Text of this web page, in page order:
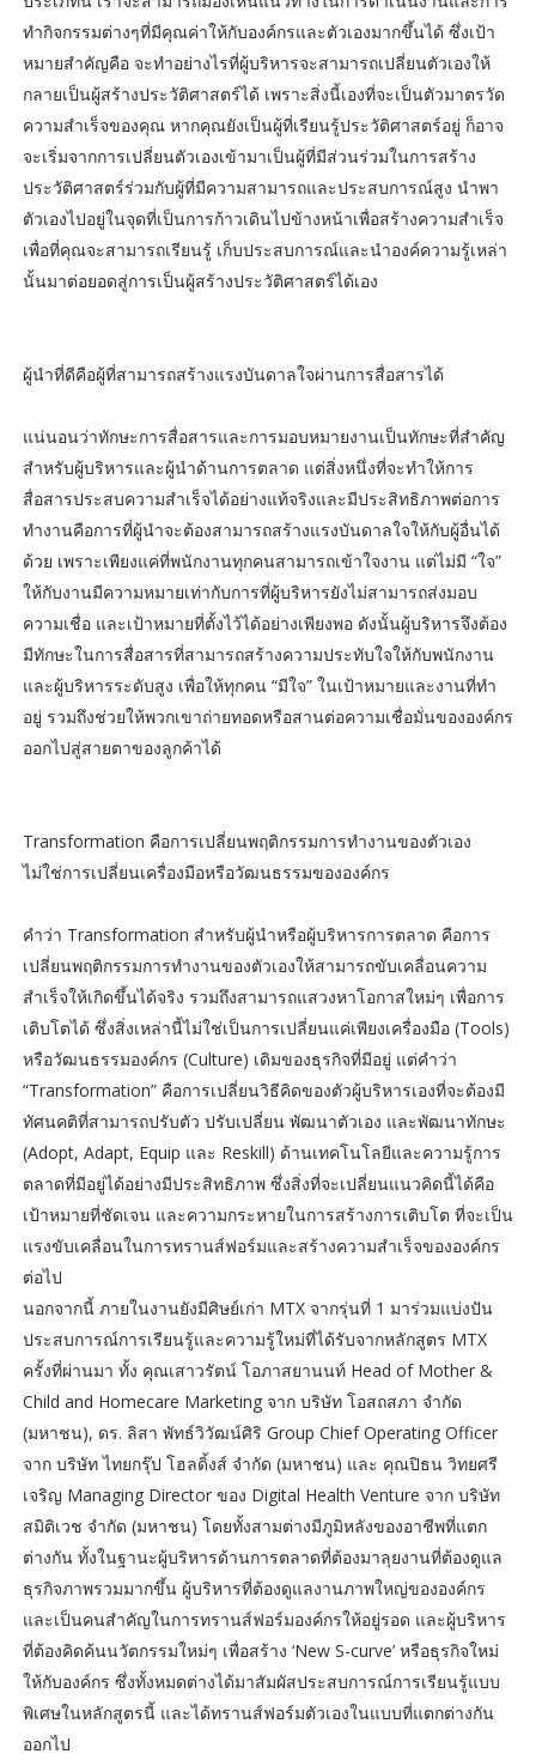
ทำกิจกรรมต่างๆที่มีคุณค่าให้กับองค์กรและตัวเองมากขึ้นได้ ซึ่งเป้า
หมายสำคัญคือ จะทำอย่างไรที่ผู้บริหารจะสามารถเปลี่ยนตัวเองให้
กลายเป็นผู้สร้างประวัติศาสตร์ได้ เพราะสิ่งนี้เองที่จะเป็นตัวมาตรวัด
ความสำเร็จของคุณ หากคุณยังเป็นผู้ที่เรียนรู้ประวัติศาสตร์อยู่ ก็อาจ
จะเริ่มจากการเปลี่ยนตัวเองเข้ามาเป็นผู้ที่มีส่วนร่วมในการสร้าง
ประวัติศาสตร์ร่วมกับผู้ที่มีความสามารถและประสบการณ์สูง นำพา
ตัวเองไปอยู่ในจุดที่เป็นการก้าวเดินไปข้างหน้าเพื่อสร้างความสำเร็จ
เพื่อที่คุณจะสามารถเรียนรู้ เก็บประสบการณ์และนำองค์ความรู้เหล่า
นั้นมาต่อยอดสู่การเป็นผู้สร้างประวัติศาสตร์ได้เอง
ผู้นำที่ดีคือผู้ที่สามารถสร้างแรงบันดาลใจผ่านการสื่อสารได้
แน่นอนว่าทักษะการสื่อสารและการมอบหมายงานเป็นทักษะที่สำคัญ
สำหรับผู้บริหารและผู้นำด้านการตลาด แต่สิ่งหนึ่งที่จะทำให้การ
สื่อสารประสบความสำเร็จได้อย่างแท้จริงและมีประสิทธิภาพต่อการ
ทำงานคือการที่ผู้นำจะต้องสามารถสร้างแรงบันดาลใจให้กับผู้อื่นได้
ด้วย เพราะเพียงแค่ที่พนักงานทุกคนสามารถเข้าใจงาน แต่ไม่มี “ใจ”
ให้กับงานมีความหมายเท่ากับการที่ผู้บริหารยังไม่สามารถส่งมอบ
ความเชื่อ และเป้าหมายที่ตั้งไว้ได้อย่างเพียงพอ ดังนั้นผู้บริหารจึงต้อง
มีทักษะในการสื่อสารที่สามารถสร้างความประทับใจให้กับพนักงาน
และผู้บริหารระดับสูง เพื่อให้ทุกคน “มีใจ” ในเป้าหมายและงานที่ทำ
อยู่ รวมถึงช่วยให้พวกเขาถ่ายทอดหรือสานต่อความเชื่อมั่นขององค์กร
ออกไปสู่สายตาของลูกค้าได้
Transformation คือการเปลี่ยนพฤติกรรมการทำงานของตัวเอง
ไม่ใช่การเปลี่ยนเครื่องมือหรือวัฒนธรรมขององค์กร
คำว่า Transformation สำหรับผู้นำหรือผู้บริหารการตลาด คือการ
เปลี่ยนพฤติกรรมการทำงานของตัวเองให้สามารถขับเคลื่อนความ
สำเร็จให้เกิดขึ้นได้จริง รวมถึงสามารถแสวงหาโอกาสใหม่ๆ เพื่อการ
เติบโตได้ ซึ่งสิ่งเหล่านี้ไม่ใช่เป็นการเปลี่ยนแค่เพียงเครื่องมือ (Tools)
หรือวัฒนธรรมองค์กร (Culture) เดิมของธุรกิจที่มีอยู่ แต่คำว่า
“Transformation” คือการเปลี่ยนวิธีคิดของตัวผู้บริหารเองที่จะต้องมี
ทัศนคติที่สามารถปรับตัว ปรับเปลี่ยน พัฒนาตัวเอง และพัฒนาทักษะ
(Adopt, Adapt, Equip และ Reskill) ด้านเทคโนโลยีและความรู้การ
ตลาดที่มีอยู่ได้อย่างมีประสิทธิภาพ ซึ่งสิ่งที่จะเปลี่ยนแนวคิดนี้ได้คือ
เป้าหมายที่ชัดเจน และความกระหายในการสร้างการเติบโต ที่จะเป็น
แรงขับเคลื่อนในการทรานส์ฟอร์มและสร้างความสำเร็จขององค์กร
ต่อไป
นอกจากนี้ ภายในงานยังมีศิษย์เก่า MTX จากรุ่นที่ 1 มาร่วมแบ่งปัน
ประสบการณ์การเรียนรู้และความรู้ใหม่ที่ได้รับจากหลักสูตร MTX
ครั้งที่ผ่านมา ทั้ง คุณเสาวรัตน์ โอภาสยานนท์ Head of Mother &
Child and Homecare Marketing จาก บริษัท โอสถสภา จำกัด
(มหาชน), ดร. ลิสา พัทธ์วิวัฒน์ศิริ Group Chief Operating Officer
จาก บริษัท ไทยกรุ๊ป โฮลดิ้งส์ จำกัด (มหาชน) และ คุณปิธน วิทยศรี
เจริญ Managing Director ของ Digital Health Venture จาก บริษัท
สมิติเวช จำกัด (มหาชน) โดยทั้งสามต่างมีภูมิหลังของอาชีพที่แตก
ต่างกัน ทั้งในฐานะผู้บริหารด้านการตลาดที่ต้องมาลุยงานที่ต้องดูแล
ธุรกิจภาพรวมมากขึ้น ผู้บริหารที่ต้องดูแลงานภาพใหญ่ขององค์กร
และเป็นคนสำคัญในการทรานส์ฟอร์มองค์กรให้อยู่รอด และผู้บริหาร
ที่ต้องคิดค้นนวัตกรรมใหม่ๆ เพื่อสร้าง ‘New S-curve’ หรือธุรกิจใหม่
ให้กับองค์กร ซึ่งทั้งหมดต่างได้มาสัมผัสประสบการณ์การเรียนรู้แบบ
พิเศษในหลักสูตรนี้ และได้ทรานส์ฟอร์มตัวเองในแบบที่แตกต่างกัน
ออกไป